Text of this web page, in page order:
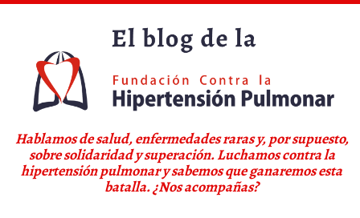
Hablamos de salud, enfermedades raras y, por supuesto,
sobre solidaridad y superación. Luchamos contra la
hipertensión pulmonar y sabemos que ganaremos esta
batalla. ¿Nos acompañas?